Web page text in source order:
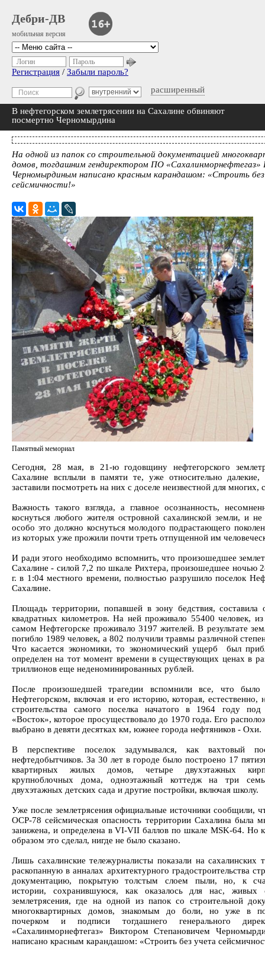
Дебри-ДВ
мобильная версия
расширенный
Логин Пароль
Регистрация / Забыли пароль?
В нефтегорском землетрясении на Сахалине обвиняют
посмертно Черномырдина
На одной из папок со строительной документацией
домов, тогдашним гендиректором ПО «Сахалинморнефтегаз»
Черномырдиным написано красным карандашом: «Строить
сейсмичности!»
Памятный мемориал
Сегодня, 28 мая, в 21-ю годовщину нефтегорского
Сахалине всплыли в памяти те, уже относительно
заставили посмотреть на них с доселе неизвестной для многих,
Важность такого взгляда, а главное осознанность,
коснуться любого жителя островной сахалинской земли, и
особо это должно коснуться молодого подрастающего
из которых уже прожили почти треть отпущенной им
И ради этого необходимо вспомнить, что произошедшее
Сахалине - силой 7,2 по шкале Рихтера, произошедшее ночью
г. в 1:04 местного времени, полностью разрушило поселок
Сахалине.
Площадь территории, попавшей в зону бедствия, составила
квадратных километров. На ней проживало 55400 человек,
самом Нефтегорске проживало 3197 жителей. В результате
погибло 1989 человек, а 802 получили травмы различной
Что касается экономики, то экономический ущерб был
определен на тот момент времени в существующих ценах в
триллионов еще неденоминированных рублей.
После произошедшей трагедии вспомнили все, что было
Нефтегорском, включая и его историю, которая, естественно,
строительства самого поселка начатого в 1964 году под
«Восток», которое просуществовало до 1970 года. Его
выбрано в девяти десятках км, южнее города нефтяников - Охи.
В перспективе поселок задумывался, как вахтовый
нефтедобытчиков. За 30 лет в городе было построено 17
квартирных жилых домов, четыре двухэтажных
крупноблочных дома, одноэтажный коттедж на три
двухэтажных детских сада и другие постройки, включая школу.
Уже после землетрясения официальные источники сообщили,
ОСР-78 сейсмическая опасность территории Сахалина была
занижена, и определена в VI-VII баллов по шкале MSK-64. Но
образом это сделал, нигде не было сказано.
Лишь сахалинские тележурналисты показали на сахалинских
раскопанную в анналах архитектурного градостроительства
документацию, покрытую толстым слоем пыли, но, к
истории, сохранившуюся, как оказалось для нас, живых
землетрясения, где на одной из папок со строительной
многоквартирных домов, знакомым до боли, но уже в
почерком и подписи тогдашнего генерального
«Сахалинморнефтегаз» Виктором Степановичем
написано красным карандашом: «Строить без учета